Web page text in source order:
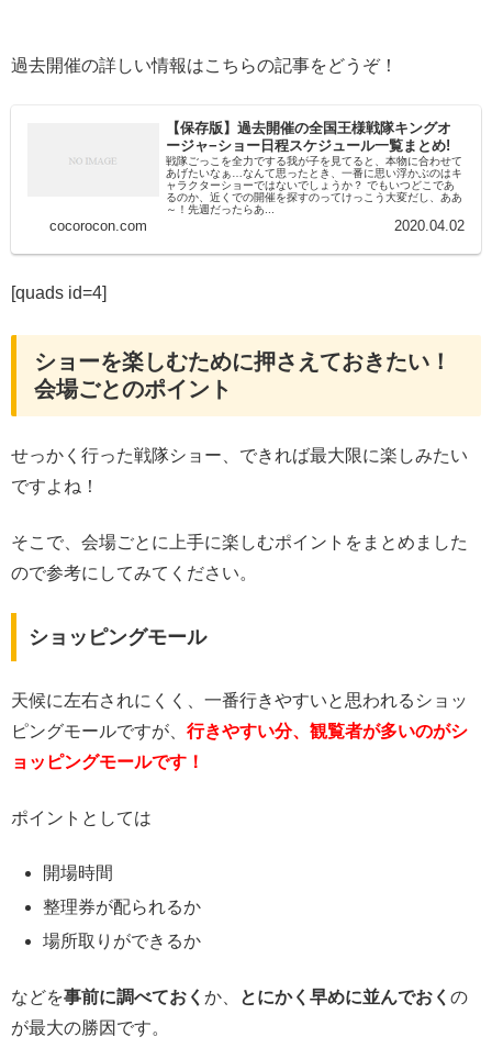
過去開催の詳しい情報はこちらの記事をどうぞ！
【保存版】過去開催の全国王様戦隊キングオ
ージャ−ショー日程スケジュール一覧まとめ!
戦隊ごっこを全力でする我が子を見てると、本物に合わせて
あげたいなぁ…なんて思ったとき、一番に思い浮かぶのはキ
ャラクターショーではないでしょうか？ でもいつどこであ
るのか、近くでの開催を探すのってけっこう大変だし、ああ
～！先週だったらあ...
cocorocon.com 2020.04.02
[quads id=4]
ショーを楽しむために押さえておきたい！
会場ごとのポイント
せっかく行った戦隊ショー、できれば最大限に楽しみたい
ですよね！
そこで、会場ごとに上手に楽しむポイントをまとめました
ので参考にしてみてください。
ショッピングモール
天候に左右されにくく、一番行きやすいと思われるショッ
ピングモールですが、 行きやすい分、観覧者が多いのがシ
ョッピングモールです！
ポイントとしては
開場時間
整理券が配られるか
場所取りができるか
などを事前に調べておく か、 とにかく早めに並んでおく の
が最大の勝因です。